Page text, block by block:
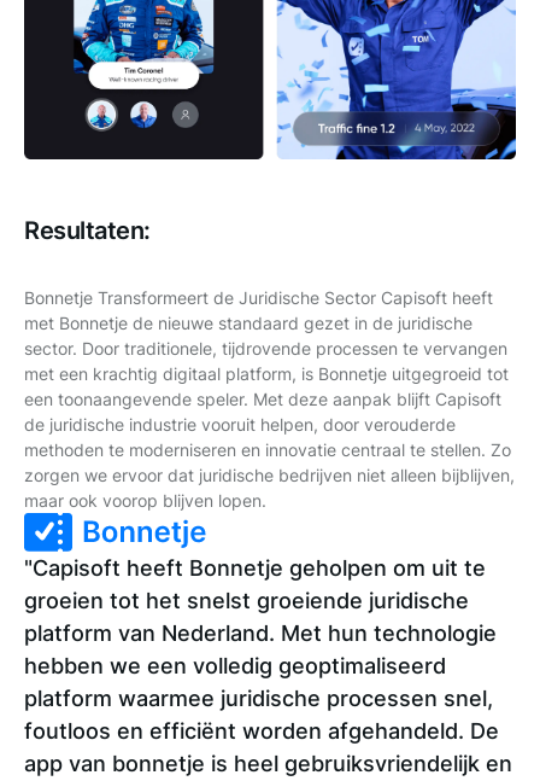
Resultaten:
Bonnetje Transformeert de Juridische Sector Capisoft heeft
met Bonnetje de nieuwe standaard gezet in de juridische
sector. Door traditionele, tijdrovende processen te vervangen
met een krachtig digitaal platform, is Bonnetje uitgegroeid tot
een toonaangevende speler. Met deze aanpak blijft Capisoft
de juridische industrie vooruit helpen, door verouderde
methoden te moderniseren en innovatie centraal te stellen. Zo
zorgen we ervoor dat juridische bedrijven niet alleen bijblijven,
maar ook voorop blijven lopen.
"Capisoft heeft Bonnetje geholpen om uit te
groeien tot het snelst groeiende juridische
platform van Nederland. Met hun technologie
hebben we een volledig geoptimaliseerd
platform waarmee juridische processen snel,
foutloos en efficiënt worden afgehandeld. De
app van bonnetje is heel gebruiksvriendelijk en